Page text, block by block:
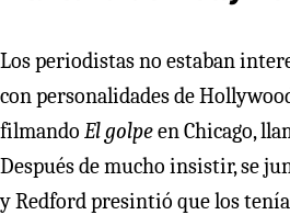
Los periodistas no estaban
con personalidades de
filmando El golpeen Chicago,
Después de mucho insistir, se
y Redford presintió que los